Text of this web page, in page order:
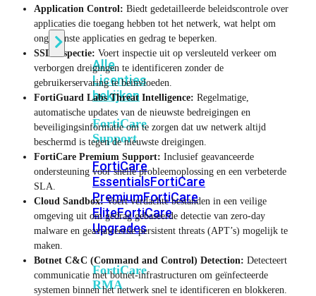
Licentie
Alle
Licenties
bekijken
FortiCare
Support
FortiCare
EssentialsFortiCare
PremiumFortiCare
EliteFortiCare
Upgrades
FortiCare
RMA
Application Control: Biedt gedetailleerde beleidscontrole over
applicaties die toegang hebben tot het netwerk, wat helpt om
ongewenste applicaties en gedrag te beperken.
SSL-inspectie: Voert inspectie uit op versleuteld verkeer om
verborgen dreigingen te identificeren zonder de
gebruikerservaring te beïnvloeden.
FortiGuard Labs Threat Intelligence: Regelmatige,
automatische updates van de nieuwste bedreigingen en
beveiligingsinformatie om te zorgen dat uw netwerk altijd
beschermd is tegen de nieuwste dreigingen.
FortiCare Premium Support: Inclusief geavanceerde
ondersteuning voor snelle probleemoplossing en een verbeterde
SLA.
Cloud Sandbox:Voert verdachte bestanden in een veilige
omgeving uit om gedrag gebaseerde detectie van zero-day
malware en geavanceerde persistent threats (APT’s) mogelijk te
maken.
Botnet C&C (Command and Control) Detection: Detecteert
communicatie met botnet-infrastructuren om geïnfecteerde
systemen binnen het netwerk snel te identificeren en blokkeren.